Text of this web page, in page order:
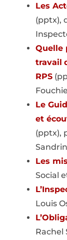
Les
(pptx),
Quelle
travail
RPS
Le
et
(pptx),
Les
Social
Louis
Rachel